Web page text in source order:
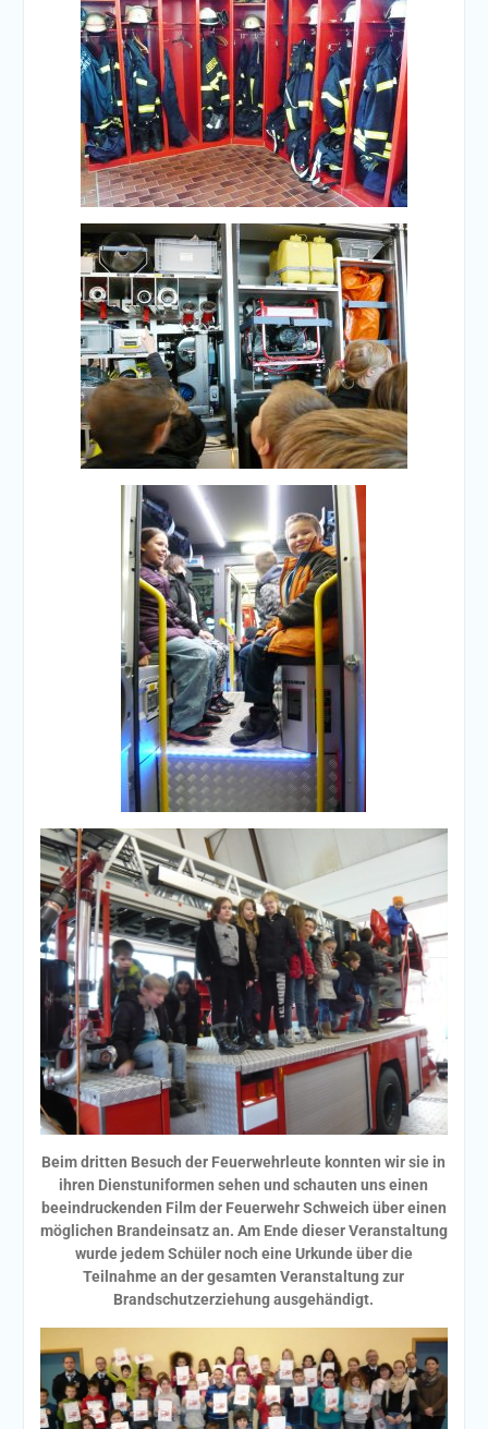
Beim dritten Besuch der Feuerwehrleute konnten wir sie in
ihren Dienstuniformen sehen und schauten uns einen
beeindruckenden Film der Feuerwehr Schweich über einen
möglichen Brandeinsatz an. Am Ende dieser Veranstaltung
wurde jedem Schüler noch eine Urkunde über die
Teilnahme an der gesamten Veranstaltung zur
Brandschutzerziehung ausgehändigt.